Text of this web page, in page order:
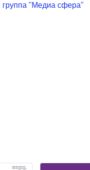
группа "Медиа сфера"